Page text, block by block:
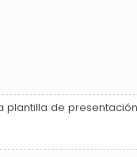
plantilla de